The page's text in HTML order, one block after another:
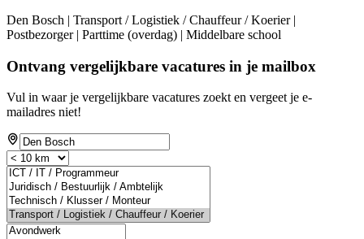
Den Bosch | Transport / Logistiek / Chauffeur / Koerier |
Postbezorger | Parttime (overdag) | Middelbare school
Ontvang vergelijkbare vacatures in je mailbox
Vul in waar je vergelijkbare vacatures zoekt en vergeet je e-
mailadres niet!